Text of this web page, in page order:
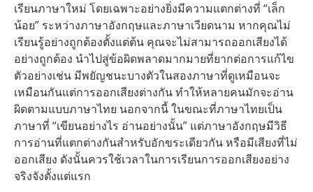
เรียนภาษาใหม่ โดยเฉพาะอย่างยิ่งมีความแตกต่างที่ “เล็ก
น้อย” ระหว่างภาษาอังกฤษและภาษาเวียดนาม หากคุณไม่
เรียนรู้อย่างถูกต้องตั้งแต่ต้น คุณจะไม่สามารถออกเสียงได้
อย่างถูกต้อง นำไปสู่ข้อผิดพลาดมากมายที่ยากต่อการแก้ไข
ตัวอย่างเช่น มีพยัญชนะบางตัวในสองภาษาที่ดูเหมือนจะ
เหมือนกันแต่การออกเสียงต่างกัน ทำให้หลายคนมักจะอ่าน
ผิดตามแบบภาษาไทย นอกจากนี้ ในขณะที่ภาษาไทยเป็น
ภาษาที่ “เขียนอย่างไร อ่านอย่างนั้น” แต่ภาษาอังกฤษมีวิธี
การอ่านที่แตกต่างกันสำหรับอักขระเดียวกัน หรือมีเสียงที่ไม่
ออกเสียง ดังนั้นควรใช้เวลาในการเรียนการออกเสียงอย่าง
จริงจังตั้งแต่แรก